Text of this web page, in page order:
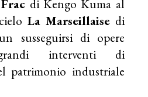
Frac di Kengo Kuma al
La Marseillaise di
susseguirsi di opere
interventi di
patrimonio industriale